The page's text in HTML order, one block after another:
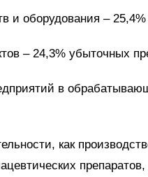
и оборудования –
– 24,3% убыточных
в
как